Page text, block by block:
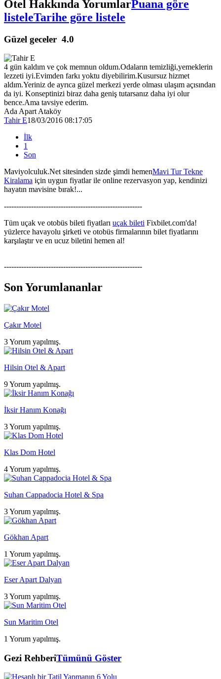
Otel Hakkında YorumlarPuana göre
listeleTarihe göre listele
Güzel geceler 4.0
4 gün kaldım ve çok memnun oldum.Odaların temizliği,yemeklerin
lezzeti iyi.Evimden farkı yoktu diyebilirim.Kusursuz hizmet
aldım.Yeriniz de ayrıca güzel merkezi yerde olması ulaşım açısından
da iyi. Konseptinizi biraz daha geniş tutarsanız daha iyi olur
bence.Ama tavsiye ederim.
Ada Apart Ataköy
Tahir E18/03/2016 08:17:05
İlk
1
Son
Maviyolculuk.Net sitesinden sizde şimdi hemenMavi Tur Tekne
Kiralama için uygun fiyatlar ile online rezervasyon yap, kendinizi
hayatın mavisine bırak!...
--------------------------------------------------------
Tüm uçak ve otobüs bileti fiyatları uçak bileti Fixbilet.com'da!
yüzlerce havayolu şirketi ve otobüs firmalarının bilet fiyatlarını
karşılaştır ve en ucuz biletini hemen al!
--------------------------------------------------------
Son Yorumlananlar
Çakır Motel
3 Yorum yapılmış.
Hilsin Otel & Apart
9 Yorum yapılmış.
İksir Hanım Konağı
3 Yorum yapılmış.
Klas Dom Hotel
4 Yorum yapılmış.
Suhan Cappadocia Hotel & Spa
3 Yorum yapılmış.
Gökhan Apart
1 Yorum yapılmış.
Eser Apart Dalyan
3 Yorum yapılmış.
Sun Maritim Otel
1 Yorum yapılmış.
Gezi RehberiTümünü Göster